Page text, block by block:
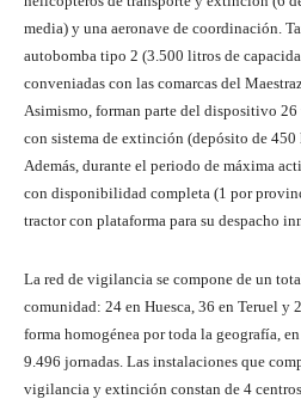
media) y una aeronave de coordinación.
autobomba tipo 2 (3.500 litros de
conveniadas con las comarcas del
Asimismo, forman parte del dispositivo
con sistema de extinción (depósito de
Además, durante el periodo de máxima
con disponibilidad completa (1 por
tractor con plataforma para su despacho
La red de vigilancia se compone de un
comunidad: 24 en Huesca, 36 en Teruel y
forma homogénea por toda la geografía,
9.496 jornadas. Las instalaciones que
vigilancia y extinción constan de 4